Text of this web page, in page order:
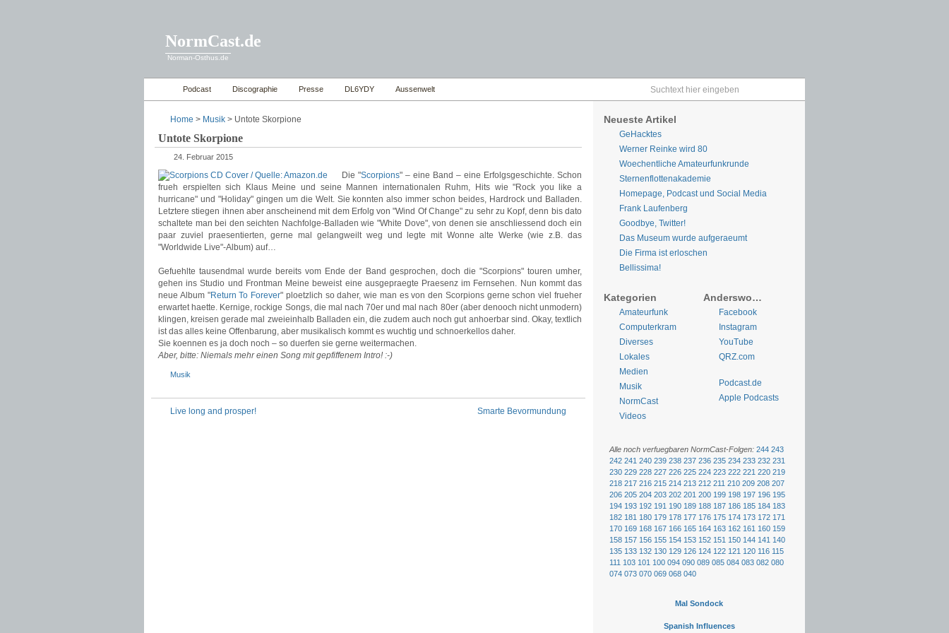
NormCast.de
Norman-Osthus.de
Podcast Discographie Presse DL6YDY Aussenwelt
Home > Musik > Untote Skorpione
Untote Skorpione
24. Februar 2015
Die "Scorpions" – eine Band – eine Erfolgsgeschichte. Schon
frueh erspielten sich Klaus Meine und seine Mannen internationalen Ruhm, Hits wie "Rock you like a
hurricane" und "Holiday" gingen um die Welt. Sie konnten also immer schon beides, Hardrock und Balladen.
Letztere stiegen ihnen aber anscheinend mit dem Erfolg von "Wind Of Change" zu sehr zu Kopf, denn bis dato
schaltete man bei den seichten Nachfolge-Balladen wie "White Dove", von denen sie anschliessend doch ein
paar zuviel praesentierten, gerne mal gelangweilt weg und legte mit Wonne alte Werke (wie z.B. das
"Worldwide Live"-Album) auf…
Gefuehlte tausendmal wurde bereits vom Ende der Band gesprochen, doch die "Scorpions" touren umher,
gehen ins Studio und Frontman Meine beweist eine ausgepraegte Praesenz im Fernsehen. Nun kommt das
neue Album "Return To Forever" ploetzlich so daher, wie man es von den Scorpions gerne schon viel frueher
erwartet haette. Kernige, rockige Songs, die mal nach 70er und mal nach 80er (aber denooch nicht unmodern)
klingen, kreisen gerade mal zweieinhalb Balladen ein, die zudem auch noch gut anhoerbar sind. Okay, textlich
ist das alles keine Offenbarung, aber musikalisch kommt es wuchtig und schnoerkellos daher.
Sie koennen es ja doch noch – so duerfen sie gerne weitermachen.
Aber, bitte: Niemals mehr einen Song mit gepfiffenem Intro! :-)
Musik
Live long and prosper! Smarte Bevormundung
Neueste Artikel
GeHacktes
Werner Reinke wird 80
Woechentliche Amateurfunkrunde
Sternenflottenakademie
Homepage, Podcast und Social Media
Frank Laufenberg
Goodbye, Twitter!
Das Museum wurde aufgeraeumt
Die Firma ist erloschen
Bellissima!
Anderswo…
Facebook
Instagram
YouTube
QRZ.com
Podcast.de
Apple Podcasts
Kategorien
Amateurfunk
Computerkram
Diverses
Lokales
Medien
Musik
NormCast
Videos
Alle noch verfuegbaren NormCast-Folgen: 244 243
242 241 240 239 238 237 236 235 234 233 232 231
230 229 228 227 226 225 224 223 222 221 220 219
218 217 216 215 214 213 212 211 210 209 208 207
206 205 204 203 202 201 200 199 198 197 196 195
194 193 192 191 190 189 188 187 186 185 184 183
182 181 180 179 178 177 176 175 174 173 172 171
170 169 168 167 166 165 164 163 162 161 160 159
158 157 156 155 154 153 152 151 150 144 141 140
135 133 132 130 129 126 124 122 121 120 116 115
111 103 101 100 094 090 089 085 084 083 082 080
074 073 070 069 068 040
Mal Sondock
Spanish Influences